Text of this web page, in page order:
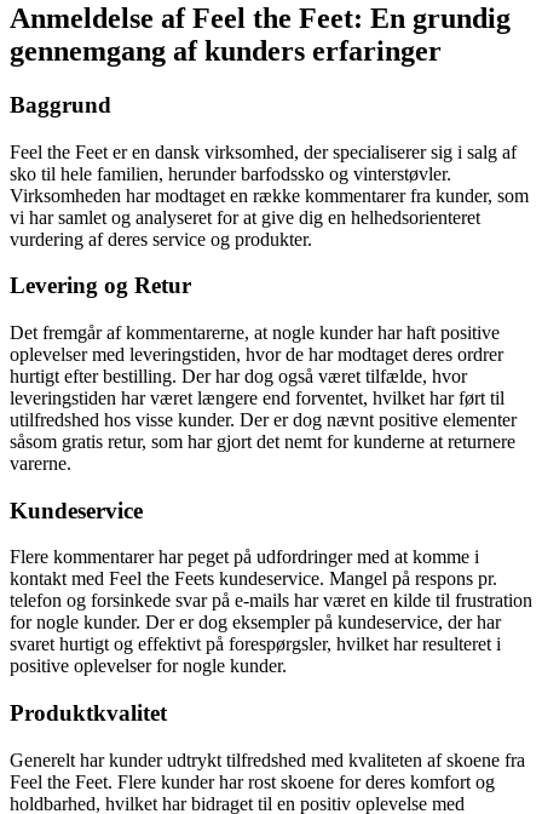
Anmeldelse af Feel the Feet: En grundig
gennemgang af kunders erfaringer
Baggrund
Feel the Feet er en dansk virksomhed, der specialiserer sig i salg af
sko til hele familien, herunder barfodssko og vinterstøvler.
Virksomheden har modtaget en række kommentarer fra kunder, som
vi har samlet og analyseret for at give dig en helhedsorienteret
vurdering af deres service og produkter.
Levering og Retur
Det fremgår af kommentarerne, at nogle kunder har haft positive
oplevelser med leveringstiden, hvor de har modtaget deres ordrer
hurtigt efter bestilling. Der har dog også været tilfælde, hvor
leveringstiden har været længere end forventet, hvilket har ført til
utilfredshed hos visse kunder. Der er dog nævnt positive elementer
såsom gratis retur, som har gjort det nemt for kunderne at returnere
varerne.
Kundeservice
Flere kommentarer har peget på udfordringer med at komme i
kontakt med Feel the Feets kundeservice. Mangel på respons pr.
telefon og forsinkede svar på e-mails har været en kilde til frustration
for nogle kunder. Der er dog eksempler på kundeservice, der har
svaret hurtigt og effektivt på forespørgsler, hvilket har resulteret i
positive oplevelser for nogle kunder.
Produktkvalitet
Generelt har kunder udtrykt tilfredshed med kvaliteten af skoene fra
Feel the Feet. Flere kunder har rost skoene for deres komfort og
holdbarhed, hvilket har bidraget til en positiv oplevelse med